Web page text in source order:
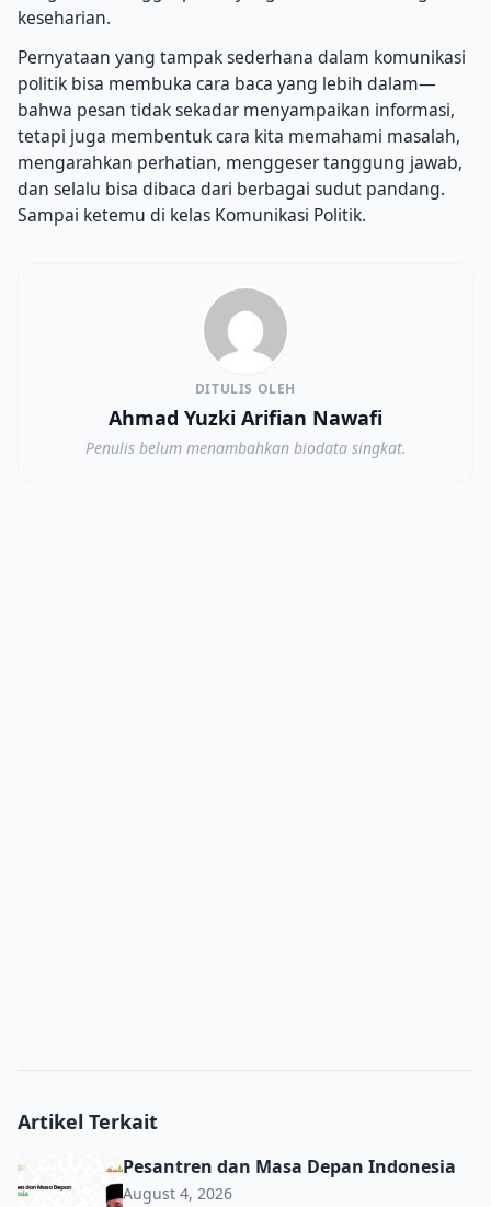
keseharian.
Pernyataan yang tampak sederhana dalam komunikasi
politik bisa membuka cara baca yang lebih dalam—
bahwa pesan tidak sekadar menyampaikan informasi,
tetapi juga membentuk cara kita memahami masalah,
mengarahkan perhatian, menggeser tanggung jawab,
dan selalu bisa dibaca dari berbagai sudut pandang.
Sampai ketemu di kelas Komunikasi Politik.
DITULIS OLEH
Ahmad Yuzki Arifian Nawafi
Penulis belum menambahkan biodata singkat.
Artikel Terkait
Pesantren dan Masa Depan Indonesia
Pesantren dan Masa Depan Indonesia
August 4, 2026